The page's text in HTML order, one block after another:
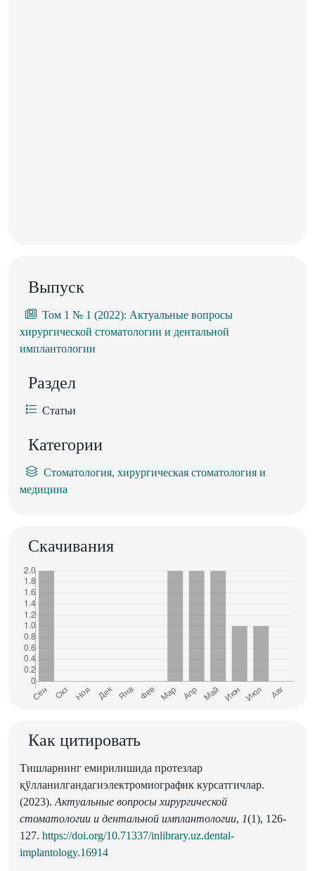
Выпуск
Том 1 № 1 (2022): Актуальные вопросы
хирургической стоматологии и дентальной
имплантологии
Раздел
Статьи
Категории
Стоматология, хирургическая стоматология и
медицина
Скачивания
Как цитировать
Тишларнинг емирилишида протезлар
қўлланилгандагиэлектромиографик курсатгичлар.
(2023). Актуальные вопросы хирургической
стоматологии и дентальной имплантологии, 1(1), 126-
127. https://doi.org/10.71337/inlibrary.uz.dental-
implantology.16914